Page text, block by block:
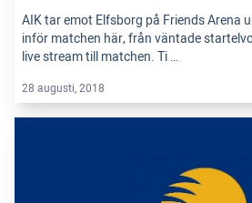
AIK tar emot Elfsborg på Friends Arena
inför matchen här, från väntade
live stream till matchen. Ti …
28 augusti, 2018